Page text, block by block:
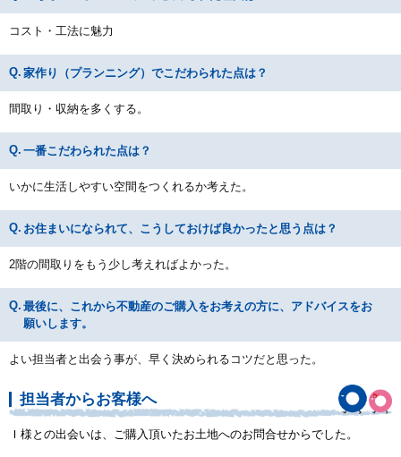
コスト・工法に魅力
家作り（プランニング）でこだわられた点は？
間取り・収納を多くする。
一番こだわられた点は？
いかに生活しやすい空間をつくれるか考えた。
お住まいになられて、こうしておけば良かったと思う点は？
2階の間取りをもう少し考えればよかった。
最後に、これから不動産のご購入をお考えの方に、アドバイスをお
願いします。
よい担当者と出会う事が、早く決められるコツだと思った。
担当者からお客様へ
Ｉ様との出会いは、ご購入頂いたお土地へのお問合せからでした。